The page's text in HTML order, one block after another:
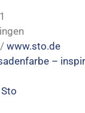
/ www.sto.de
–